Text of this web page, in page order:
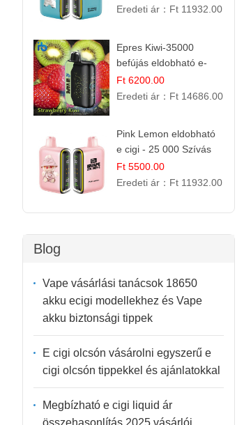
Eredeti ár： Ft 11932.00
Epres Kiwi-35000
befújás eldobható e-
cigaretta
Ft 6200.00
Eredeti ár： Ft 14686.00
Pink Lemon eldobható
e cigi - 25 000 Szívás
Ft 5500.00
Eredeti ár： Ft 11932.00
Blog
Vape vásárlási tanácsok 18650
akku ecigi modellekhez és Vape
akku biztonsági tippek
E cigi olcsón vásárolni egyszerű e
cigi olcsón tippekkel és ajánlatokkal
Megbízható e cigi liquid ár
összehasonlítás 2025 vásárlói